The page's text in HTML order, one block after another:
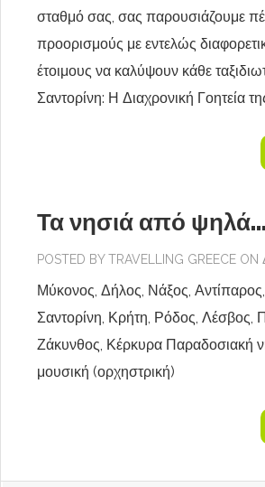
σταθμό σας, σας παρουσιάζουμε
προορισμούς με εντελώς
έτοιμους να καλύψουν κάθε
Σαντορίνη: Η Διαχρονική Γοητεία
Τα νησιά από
POSTED BYTRAVELLING GREECE ON
Μύκονος, Δήλος, Νάξος,
Σαντορίνη, Κρήτη, Ρόδος, Λέσβος,
Ζάκυνθος, Κέρκυρα Παραδοσιακή
μουσική (ορχηστρική)